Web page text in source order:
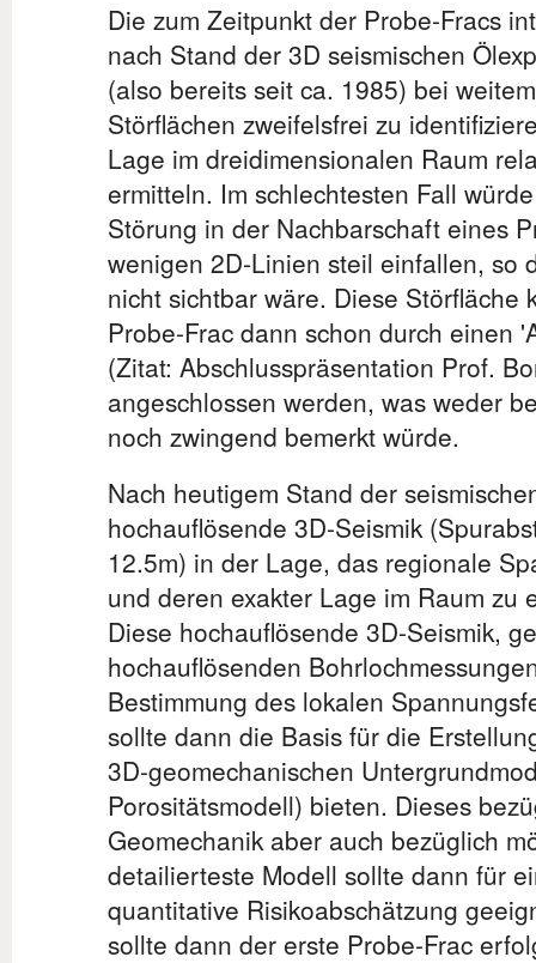
Die zum Zeitpunkt der Probe-Fracs
nach Stand der 3D seismischen
(also bereits seit ca. 1985) bei
Störflächen zweifelsfrei zu
Lage im dreidimensionalen Raum
ermitteln. Im schlechtesten Fall
Störung in der Nachbarschaft eines
wenigen 2D-Linien steil einfallen, so
nicht sichtbar wäre. Diese Störfläche
Probe-Frac dann schon durch einen
(Zitat: Abschlusspräsentation Prof.
angeschlossen werden, was weder
noch zwingend bemerkt würde.
Nach heutigem Stand der
hochauflösende 3D-Seismik
12.5m) in der Lage, das regionale
und deren exakter Lage im Raum zu
Diese hochauflösende 3D-Seismik,
hochauflösenden
Bestimmung des lokalen
sollte dann die Basis für die
3D-geomechanischen
Porositätsmodell) bieten. Dieses
Geomechanik aber auch bezüglich
detailierteste Modell sollte dann für
quantitative Risikoabschätzung
sollte dann der erste Probe-Frac